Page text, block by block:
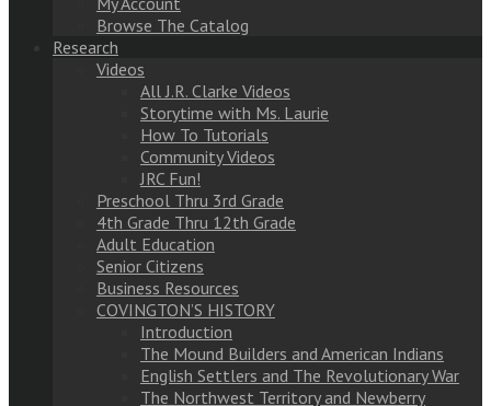
Browse The Catalog
Research
Videos
All J.R. Clarke Videos
Storytime with Ms. Laurie
How To Tutorials
Community Videos
JRC Fun!
Preschool Thru 3rd Grade
4th Grade Thru 12th Grade
Adult Education
Senior Citizens
Business Resources
COVINGTON’S HISTORY
Introduction
The Mound Builders and American Indians
English Settlers and The Revolutionary War
The Northwest Territory and Newberry